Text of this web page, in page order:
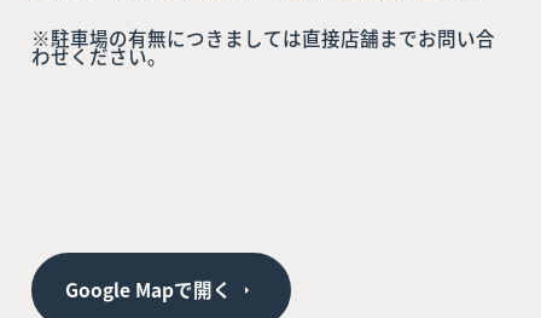
※駐車場の有無につきましては直接店舗までお問い合
わせください。
Google Mapで開く